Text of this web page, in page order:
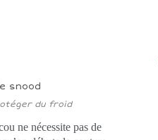
du froid
ne nécessite pas de